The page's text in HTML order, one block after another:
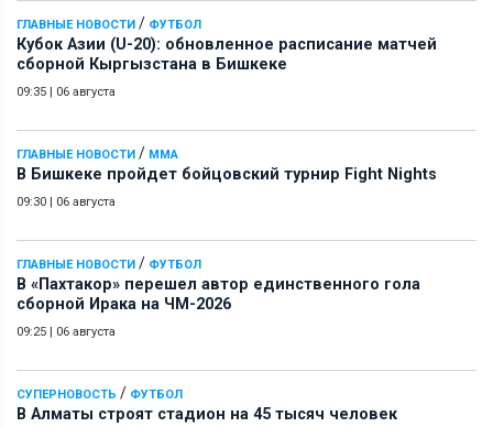
ГЛАВНЫЕ НОВОСТИ / ФУТБОЛ
Кубок Азии (U-20): обновленное расписание матчей
сборной Кыргызстана в Бишкеке
09:35 | 06 августа
ГЛАВНЫЕ НОВОСТИ / ММА
В Бишкеке пройдет бойцовский турнир Fight Nights
09:30 | 06 августа
ГЛАВНЫЕ НОВОСТИ / ФУТБОЛ
В «Пахтакор» перешел автор единственного гола
сборной Ирака на ЧМ-2026
09:25 | 06 августа
СУПЕРНОВОСТЬ / ФУТБОЛ
В Алматы строят стадион на 45 тысяч человек